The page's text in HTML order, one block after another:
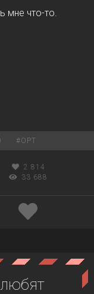
мне что-то.
#OPT
2 814
33 688